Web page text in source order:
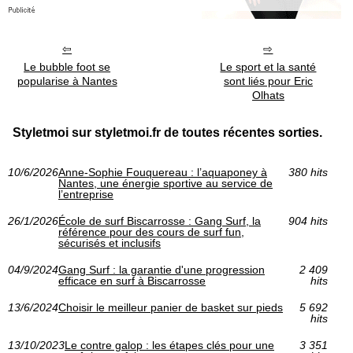
Le bubble foot se
popularise à Nantes
Le sport et la santé
sont liés pour Eric
Olhats
Styletmoi sur styletmoi.fr de toutes récentes sorties.
10/6/2026Anne-Sophie Fouquereau : l’aquaponey à
Nantes, une énergie sportive au service de
l’entreprise
380 hits
26/1/2026École de surf Biscarrosse : Gang Surf, la
référence pour des cours de surf fun,
sécurisés et inclusifs
904 hits
04/9/2024Gang Surf : la garantie d'une progression
efficace en surf à Biscarrosse
2 409
hits
13/6/2024Choisir le meilleur panier de basket sur pieds
5 692
hits
13/10/2023Le contre galop : les étapes clés pour une
3 351